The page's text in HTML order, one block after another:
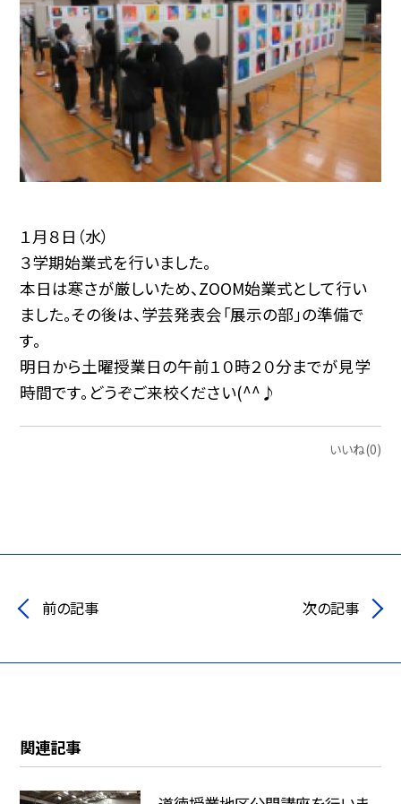
１月８日（水）
３学期始業式を行いました。
本日は寒さが厳しいため、ZOOM始業式として行い
ました。その後は、学芸発表会「展示の部」の準備で
す。
明日から土曜授業日の午前１０時２０分までが見学
時間です。どうぞご来校ください(^^♪
いいね(0)
前の記事 次の記事
関連記事